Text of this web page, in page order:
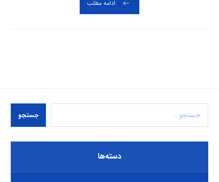
ادامه مطلب
جستجو
دسته‌ها